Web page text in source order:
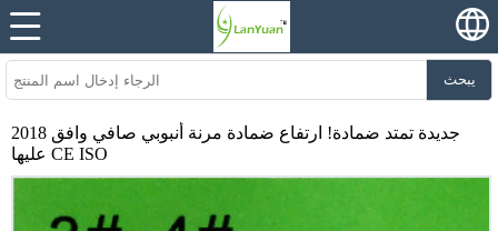
يبحث
2018 جديدة تمتد ضمادة! ارتفاع ضمادة مرنة أنبوبي صافي وافق
عليها CE ISO